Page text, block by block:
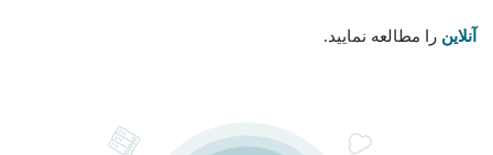
آنلاین را مطالعه نمایید.